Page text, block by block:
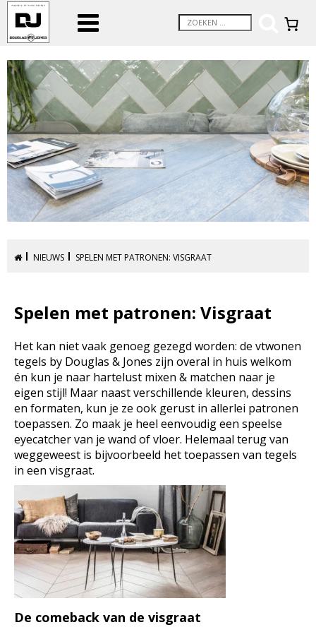
NIEUWS SPELEN MET PATRONEN: VISGRAAT
Spelen met patronen: Visgraat
Het kan niet vaak genoeg gezegd worden: de vtwonen
tegels by Douglas & Jones zijn overal in huis welkom
én kun je naar hartelust mixen & matchen naar je
eigen stijl! Maar naast verschillende kleuren, dessins
en formaten, kun je ze ook gerust in allerlei patronen
toepassen. Zo maak je heel eenvoudig een speelse
eyecatcher van je wand of vloer. Helemaal terug van
weggeweest is bijvoorbeeld het toepassen van tegels
in een visgraat.
De comeback van de visgraat